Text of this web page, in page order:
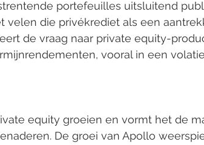
portefeuilles uitsluitend
velen die privékrediet als een
de vraag naar private equity-
vooral in een
equity groeien en vormt het de
De groei van Apollo